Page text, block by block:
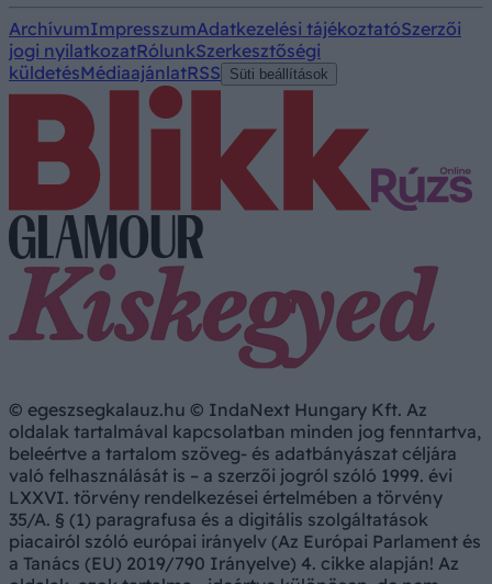
ArchívumImpresszumAdatkezelési tájékoztatóSzerzői
jogi nyilatkozatRólunkSzerkesztőségi
küldetésMédiaajánlatRSS Süti beállítások
© egeszsegkalauz.hu © IndaNext Hungary Kft. Az
oldalak tartalmával kapcsolatban minden jog fenntartva,
beleértve a tartalom szöveg- és adatbányászat céljára
való felhasználását is – a szerzői jogról szóló 1999. évi
LXXVI. törvény rendelkezései értelmében a törvény
35/A. § (1) paragrafusa és a digitális szolgáltatások
piacairól szóló európai irányelv (Az Európai Parlament és
a Tanács (EU) 2019/790 Irányelve) 4. cikke alapján! Az